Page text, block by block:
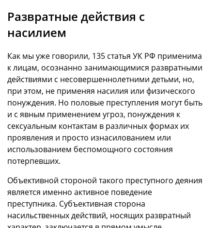
Развратные действия с
насилием
Как мы уже говорили, 135 статья УК РФ применима
к лицам, осознанно занимающимися развратными
действиями с несовершеннолетними детьми, но,
при этом, не применяя насилия или физического
понуждения. Но половые преступления могут быть
и с явным применением угроз, понуждения к
сексуальным контактам в различных формах их
проявления и просто изнасилованием или
использованием беспомощного состояния
потерпевших.
Объективной стороной такого преступного деяния
является именно активное поведение
преступника. Субъективная сторона
насильственных действий, носящих развратный